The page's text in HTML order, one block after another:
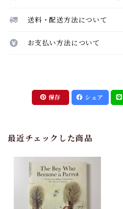
送料・配送方法について
お支払い方法について
保存 シェア
最近チェックした商品